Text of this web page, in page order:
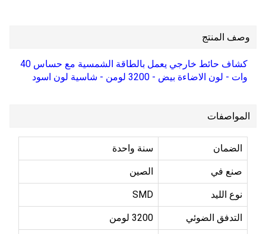
وصف المنتج
كشاف حائط خارجي يعمل بالطاقة الشمسية مع حساس 40
وات - لون الاضاءة بيض - 3200 لومن - شاسية لون اسود
المواصفات
الضمان سنة واحدة
صنع في الصين
نوع الليد SMD
التدفق الضوئي 3200 لومن